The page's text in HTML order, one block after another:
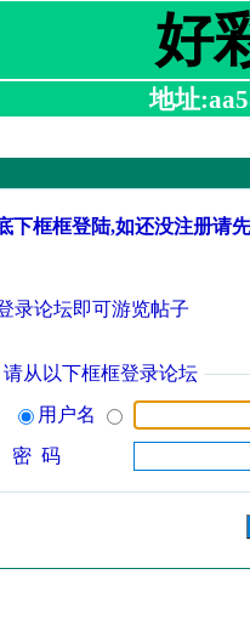
好
地址
下框框登陆,如还没注册请
录论坛即可游览帖子
请从以下框框登录论坛
用户名
密 码